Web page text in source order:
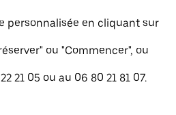
personnalisée en cliquant sur
ou "Commencer", ou
21 05 ou au 06 80 21 81 07.